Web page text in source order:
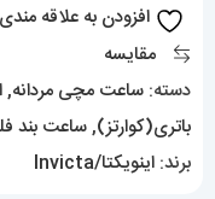
زمانه
صفحه
مشکی
01665
افزودن به علاقه
مقایسه
دسته: ساعت مچی مردانه,
باتری(کوارتز),ساعت بند
برند: اینویکتا/Invicta